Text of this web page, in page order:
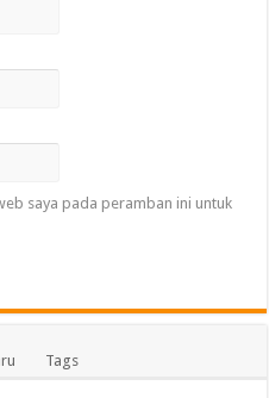
saya pada peramban ini untuk
Tags